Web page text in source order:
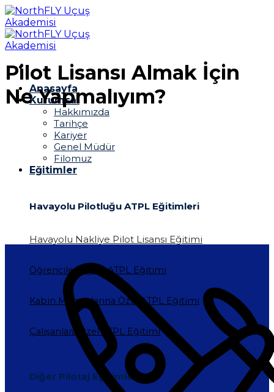
İçeriğe
atla
Anasayfa
Kurumsal
Hakkımızda
Tarihçe
Kariyer
Genel Müdür
Filomuz
Eğitimler
Havayolu Pilotluğu ATPL Eğitimleri
Havayolu Nakliye Pilot Lisansı Eğitimi
Öğrencilere Özel ATPL Eğitimi
Kabin Memurlarına Özel ATPL Eğitimi
Çalışanlara Özel ATPL Eğitimi
Diğer Pilotaj Eğitimleri
Pilot Lisansı Almak İçin
Ne Yapmalıyım?